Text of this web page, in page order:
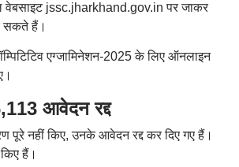
वेबसाइट jssc.jharkhand.gov.in पर जाकर
सकते हैं।
एग्जामिनेशन-2025 के लिए ऑनलाइन
आवेदन रद्द
पूरे नहीं किए, उनके आवेदन रद्द कर दिए गए हैं।
हैं।